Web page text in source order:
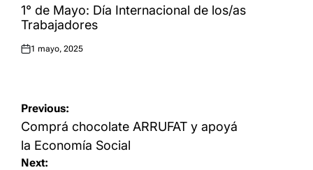
IN
1° de Mayo: Día Internacional de los/as
Trabajadores
Posted
1 mayo, 2025
Navegación
de
entradas
Previous:
Comprá chocolate ARRUFAT y apoyá
la Economía Social
Next: